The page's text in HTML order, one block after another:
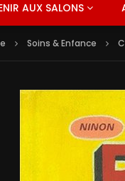
AUX SALONS
Soins & Enfance